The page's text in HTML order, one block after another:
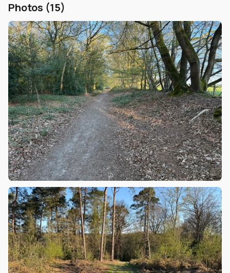
Photos (15)